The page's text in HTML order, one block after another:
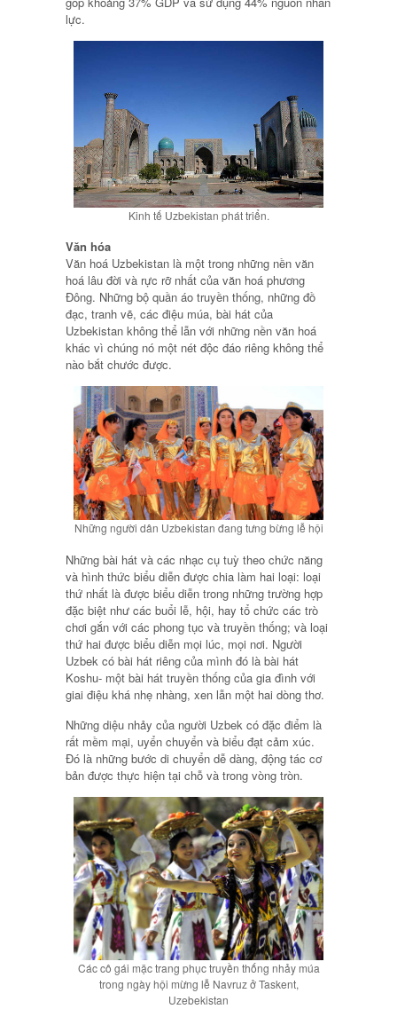
lực.
Kinh tế Uzbekistan phát triển.
Văn hóa
Văn hoá Uzbekistan là một trong những nền văn
hoá lâu đời và rực rỡ nhất của văn hoá phương
Đông. Những bộ quần áo truyền thống, những đồ
đạc, tranh vẽ, các điệu múa, bài hát của
Uzbekistan không thể lẫn với những nền văn hoá
khác vì chúng nó một nét độc đáo riêng không thể
nào bắt chước được.
Những người dân Uzbekistan đang tưng bừng lễ hội
Những bài hát và các nhạc cụ tuỳ theo chức năng
và hình thức biểu diễn được chia làm hai loại: loại
thứ nhất là được biểu diễn trong những trường hợp
đặc biệt như các buổi lễ, hội, hay tổ chức các trò
chơi gắn với các phong tục và truyền thống; và loại
thứ hai được biểu diễn mọi lúc, mọi nơi. Người
Uzbek có bài hát riêng của mình đó là bài hát
Koshu- một bài hát truyền thống của gia đình với
giai điệu khá nhẹ nhàng, xen lẫn một hai dòng thơ.
Những diệu nhảy của người Uzbek có đặc điểm là
rất mềm mại, uyển chuyển và biểu đạt cảm xúc.
Đó là những bước di chuyển dễ dàng, động tác cơ
bản được thực hiện tại chỗ và trong vòng tròn.
Các cô gái mặc trang phục truyền thống nhảy múa
trong ngày hội mừng lễ Navruz ở Taskent,
Uzebekistan